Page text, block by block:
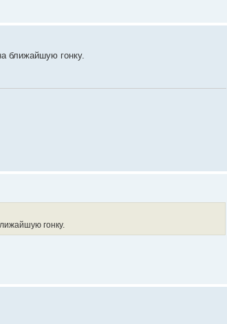
ближайшую гонку.
гонку.